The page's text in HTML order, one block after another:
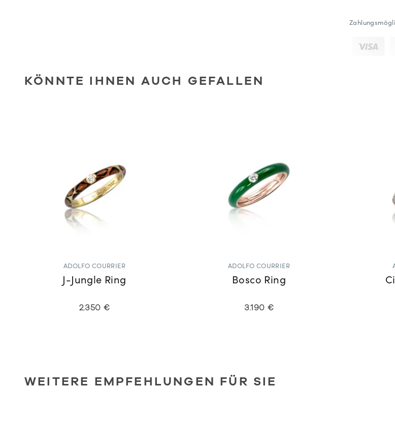
KÖNNTE IHNEN AUCH GEFALLEN
ADOLFO COURRIER
J-Jungle Ring
2.350 €
ADOLFO COURRIER
Bosco Ring
3.190 €
WEITERE EMPFEHLUNGEN FÜR SIE